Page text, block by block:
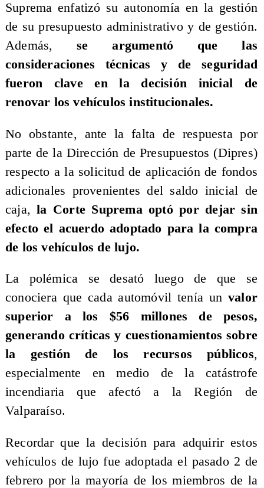
Suprema enfatizó su autonomía en la gestión
de su presupuesto administrativo y de gestión.
Además,se argumentó que las
consideraciones técnicas y de seguridad
fueron clave en la decisión inicial de
renovar los vehículos institucionales.
No obstante, ante la falta de respuesta por
parte de la Dirección de Presupuestos (Dipres)
respecto a la solicitud de aplicación de fondos
adicionales provenientes del saldo inicial de
caja,la Corte Suprema optó por dejar sin
efecto el acuerdo adoptado para la compra
de los vehículos de lujo.
La polémica se desató luego de que se
conociera que cada automóvil tenía unvalor
superior a los $56 millones de pesos,
generando críticas y cuestionamientos sobre
la gestión de los recursos públicos,
especialmente en medio de la catástrofe
incendiaria que afectó a la Región de
Valparaíso.
Recordar que la decisión para adquirir estos
vehículos de lujo fue adoptada el pasado 2 de
febrero por la mayoría de los miembros de la